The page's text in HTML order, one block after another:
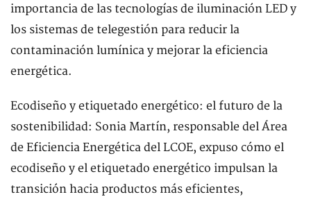
importancia de las tecnologías de iluminación LED y
los sistemas de telegestión para reducir la
contaminación lumínica y mejorar la eficiencia
energética.
Ecodiseño y etiquetado energético: el futuro de la
sostenibilidad: Sonia Martín, responsable del Área
de Eficiencia Energética del LCOE, expuso cómo el
ecodiseño y el etiquetado energético impulsan la
transición hacia productos más eficientes,